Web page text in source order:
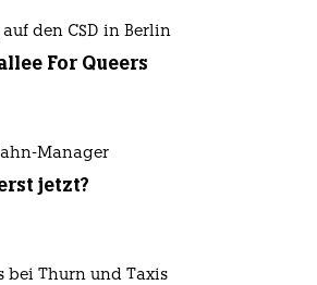
den CSD in Berlin
For Queers
Manager
jetzt?
bei Thurn und Taxis